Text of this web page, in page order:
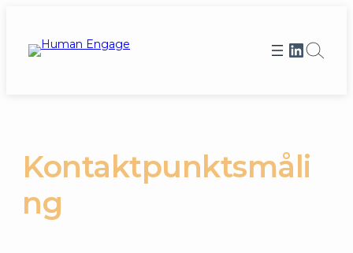
indhold
Et link til Human Engages LinkedIn profi
Kontaktpunktsmåli
ng